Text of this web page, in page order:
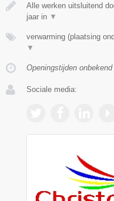
Alle werken uitsluitend
jaar in ▼
verwarming (plaatsing
▼
Openingstijden onbekend
Sociale media: